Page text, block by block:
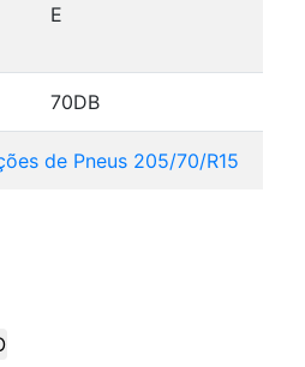
E
70DB
de Pneus 205/70/R15